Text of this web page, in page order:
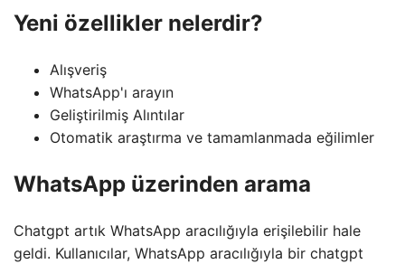
Yeni özellikler nelerdir?
Alışveriş
WhatsApp'ı arayın
Geliştirilmiş Alıntılar
Otomatik araştırma ve tamamlanmada eğilimler
WhatsApp üzerinden arama
Chatgpt artık WhatsApp aracılığıyla erişilebilir hale
geldi. Kullanıcılar, WhatsApp aracılığıyla bir chatgpt